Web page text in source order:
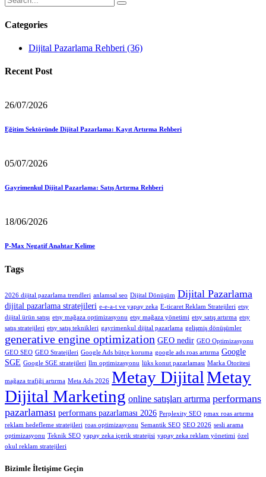
Categories
Dijital Pazarlama Rehberi (36)
Recent Post
26/07/2026
Eğitim Sektöründe Dijital Pazarlama: Kayıt Artırma Rehberi
05/07/2026
Gayrimenkul Dijital Pazarlama: Satış Artırma Rehberi
18/06/2026
P-Max Negatif Anahtar Kelime
Tags
2026 dijital pazarlama trendleri anlamsal seo Dijital Dönüşüm Dijital Pazarlama
dijital pazarlama stratejileri e-e-a-t ve yapay zeka E-ticaret Reklam Stratejileri etsy
dijital ürün satışı etsy mağaza optimizasyonu etsy mağaza yönetimi etsy satış artırma etsy
satış stratejileri etsy satış teknikleri gayrimenkul dijital pazarlama gelişmiş dönüşümler
generative engine optimization GEO nedir GEO Optimizasyonu
GEO SEO GEO Stratejileri Google Ads bütçe koruma google ads roas artırma Google
SGE Google SGE stratejileri llm optimizasyonu lüks konut pazarlaması Marka Otoritesi
mağaza trafiği artırma Meta Ads 2026 Metay DijitalMetay
Dijital Marketing online satışları artırma performans
pazarlaması performans pazarlaması 2026 Perplexity SEO pmax roas artırma
reklam hedefleme stratejileri roas optimizasyonu Semantik SEO SEO 2026 sesli arama
optimizasyonu Teknik SEO yapay zeka içerik stratejisi yapay zeka reklam yönetimi özel
okul reklam stratejileri
Bizimle İletişime Geçin